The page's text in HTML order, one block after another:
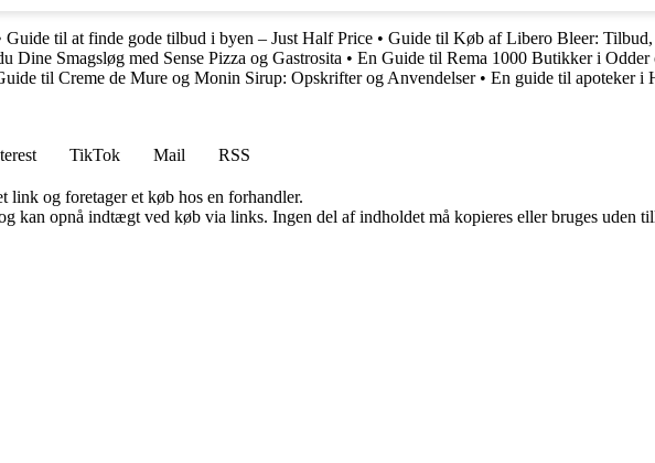
Guide til at finde gode tilbud i byen – Just Half Price • Guide til Køb af Libero Bleer: Tilbud,
Dine Smagsløg med Sense Pizza og Gastrosita • En Guide til Rema 1000 Butikker i Odder
til Creme de Mure og Monin Sirup: Opskrifter og Anvendelser• En guide til apoteker i
TikTok Mail
RSS
og foretager et køb hos en forhandler.
kan opnå indtægt ved køb via links. Ingen del af indholdet må kopieres eller bruges uden